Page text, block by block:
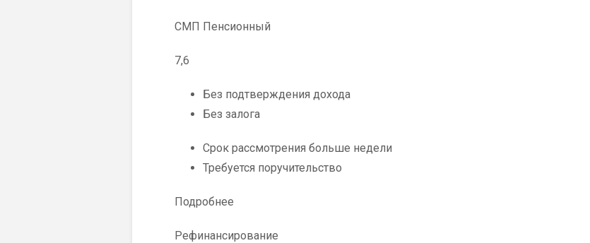
СМП Пенсионный
7,6
Без подтверждения дохода
Без залога
Срок рассмотрения больше недели
Требуется поручительство
Подробнее
Рефинансирование